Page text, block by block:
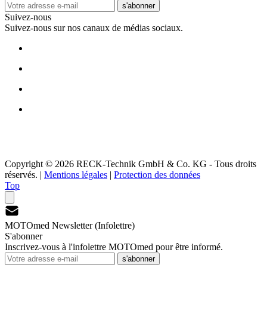
s'abonner
Suivez-nous
Suivez-nous sur nos canaux de médias sociaux.
Copyright © 2026 RECK-Technik GmbH & Co. KG - Tous droits
réservés. | Mentions légales | Protection des données
Top
MOTOmed Newsletter (Infolettre)
S'abonner
Inscrivez-vous à l'infolettre MOTOmed pour être informé.
s'abonner